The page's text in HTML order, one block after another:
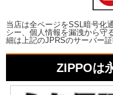
当店は全ページをSSL暗号化
シー、個人情報を漏洩から守
細は上記のJPRSのサーバー
ZIPPOは